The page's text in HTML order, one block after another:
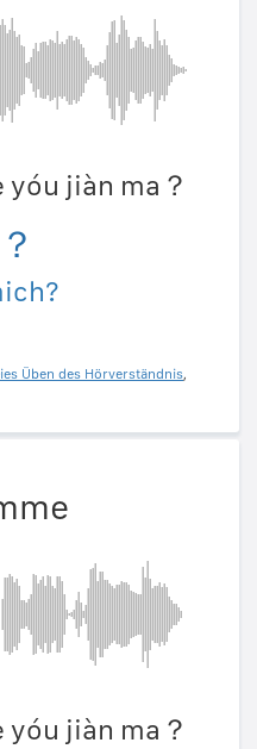
jiàn ma？
Üben des Hörverständnis,
jiàn ma？